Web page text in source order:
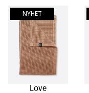
Love
NYHET